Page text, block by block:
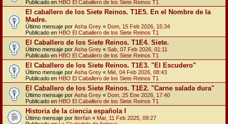
Publicado en HBO El Caballero de los Siete Reinos T1
El caballero de los Siete Reinos. T1E5. En el Nombre de la
Madre.
Último mensaje por Asha Grey « Dom, 15 Feb 2026, 15:34
Publicado en HBO El Caballero de los Siete Reinos T1
El Caballero de los Siete Reinos. T1E4. Siete.
Último mensaje por Asha Grey « Sab, 07 Feb 2026, 01:11
Publicado en HBO El Caballero de los Siete Reinos T1
El Caballero de los Siete Reinos. T1E3. "El Escudero"
Último mensaje por Asha Grey « Mié, 04 Feb 2026, 08:43
Publicado en HBO El Caballero de los Siete Reinos T1
El Caballero de los Siete Reinos. T1E2. "Carne salada dura"
Último mensaje por Asha Grey « Dom, 25 Ene 2026, 17:40
Publicado en HBO El Caballero de los Siete Reinos T1
Historia de la ciencia española I
Último mensaje por literfan « Mar, 11 Feb 2025, 09:27